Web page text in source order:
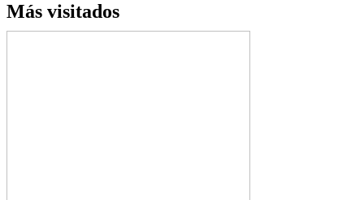
Más visitados